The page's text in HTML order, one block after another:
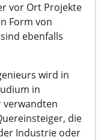
vor Ort Projekte
Form von
ebenfalls
wird in
in
verwandten
die
Industrie oder